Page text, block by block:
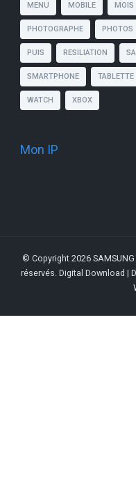
MENU MOBILE MOIS
PHOTOGRAPHE PHOTOS
PUIS RESILIATION
SMARTPHONE TABLETTE
WATCH XBOX
Mon IP
© Copyright 2026
réservés. Digital Download |